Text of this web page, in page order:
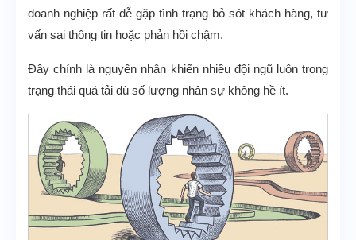
doanh nghiệp rất dễ gặp tình trạng bỏ sót khách hàng, tư
vấn sai thông tin hoặc phản hồi chậm.
Đây chính là nguyên nhân khiến nhiều đội ngũ luôn trong
trạng thái quá tải dù số lượng nhân sự không hề ít.